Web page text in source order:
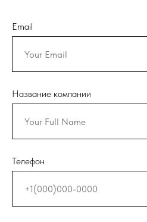
Email
Название компании
Телефон